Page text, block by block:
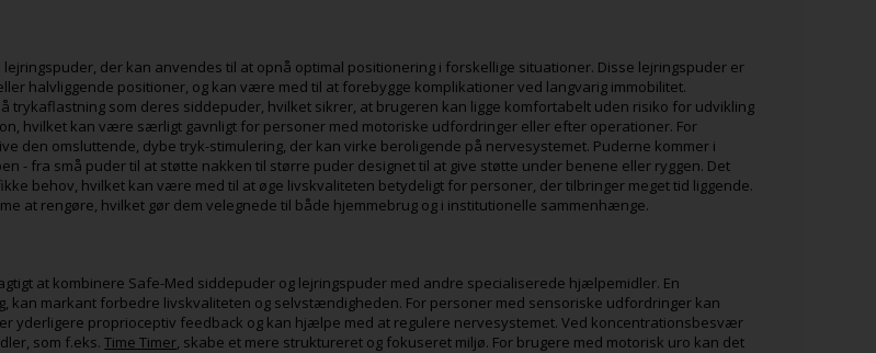
der kan anvendes til at opnå optimal positionering i forskellige situationer. Disse lejringspuder er
halvliggende positioner, og kan være med til at forebygge komplikationer ved langvarig immobilitet.
trykaflastning som deres siddepuder, hvilket sikrer, at brugeren kan ligge komfortabelt uden risiko for udvikling
hvilket kan være særligt gavnligt for personer med motoriske udfordringer eller efter operationer. For
den omsluttende, dybe tryk-stimulering, der kan virke beroligende på nervesystemet. Puderne kommer i
- fra små puder til at støtte nakken til større puder designet til at give støtte under benene eller ryggen. Det
behov, hvilket kan være med til at øge livskvaliteten betydeligt for personer, der tilbringer meget tid liggende.
at rengøre, hvilket gør dem velegnede til både hjemmebrug og i institutionelle sammenhænge.
at kombinere Safe-Med siddepuder og lejringspuder med andre specialiserede hjælpemidler. En
kan markant forbedre livskvaliteten og selvstændigheden. For personer med sensoriske udfordringer kan
yderligere proprioceptiv feedback og kan hjælpe med at regulere nervesystemet. Ved koncentrationsbesvær
som f.eks.Time Timer, skabe et mere struktureret og fokuseret miljø. For brugere med motorisk uro kan det